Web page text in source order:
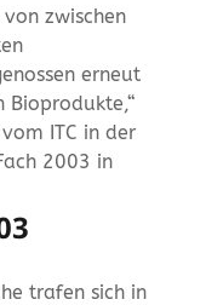
zwischen
erneut
Bioprodukte,“
ITC in der
2003 in
trafen sich in